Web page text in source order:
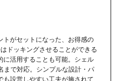
トがセットになった、お得感の
ドッキングさせることができる
に活用することも可能。シェル
まで対応。シンプルな設計・パ
も設営しやすい工夫が施されて